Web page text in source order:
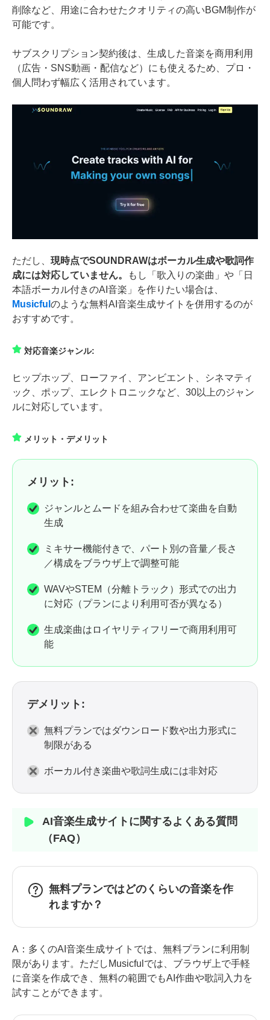
削除など、用途に合わせたクオリティの高いBGM制作が
可能です。
サブスクリプション契約後は、生成した音楽を商用利用
（広告・SNS動画・配信など）にも使えるため、プロ・
個人問わず幅広く活用されています。
ただし、 現時点でSOUNDRAWはボーカル生成や歌詞作
成には対応していません。
もし「歌入りの楽曲」や「日
本語ボーカル付きのAI音楽」を作りたい場合は、
Musicful のような無料AI音楽生成サイトを併用するのが
おすすめです。
対応音楽ジャンル:
ヒップホップ、ローファイ、アンビエント、シネマティ
ック、ポップ、エレクトロニックなど、30以上のジャン
ルに対応しています。
メリット・デメリット
メリット:
ジャンルとムードを組み合わせて楽曲を自動
生成
ミキサー機能付きで、パート別の音量／長さ
／構成をブラウザ上で調整可能
WAVやSTEM（分離トラック）形式での出力
に対応（プランにより利用可否が異なる）
生成楽曲はロイヤリティフリーで商用利用可
能
デメリット:
無料プランではダウンロード数や出力形式に
制限がある
ボーカル付き楽曲や歌詞生成には非対応
AI音楽生成サイトに関するよくある質問
（FAQ）
無料プランではどのくらいの音楽を作
れますか？
A：多くのAI音楽生成サイトでは、無料プランに利用制
限があります。ただしMusicfulでは、ブラウザ上で手軽
に音楽を作成でき、無料の範囲でもAI作曲や歌詞入力を
試すことができます。